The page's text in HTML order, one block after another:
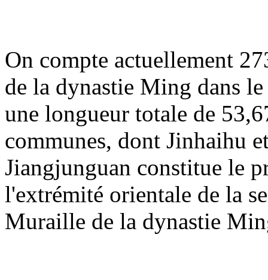
On compte actuellement
de la dynastie Ming dans
une longueur totale de
communes, dont Jinhaihu
Jiangjunguan constitue le
l'extrémité orientale de la
Muraille de la dynastie